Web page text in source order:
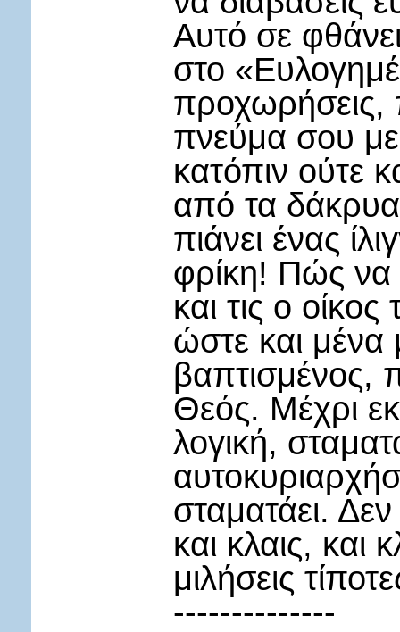
Αυτό σε
στο
προχωρήσεις,
πνεύμα σου
κατόπιν ούτε
από τα
πιάνει ένας
φρίκη! Πώς να
και τις ο
ώστε και μένα
βαπτισμένος,
Θεός. Μέχρι
λογική,
σταματάει.
και κλαις, και
μιλήσεις
--------------